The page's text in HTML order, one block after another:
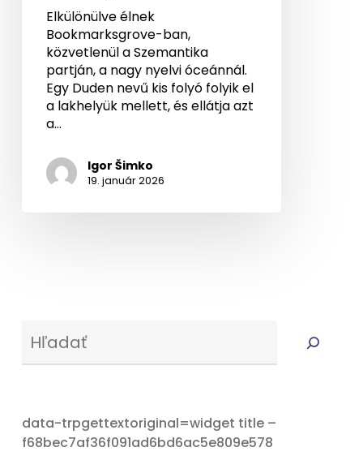
Elkülönülve élnek
Bookmarksgrove-ban,
közvetlenül a Szemantika
partján, a nagy nyelvi óceánnál.
Egy Duden nevű kis folyó folyik el
a lakhelyük mellett, és ellátja azt
a…
Igor Šimko
19. január 2026
data-trpgettextoriginal=widget title –
f68bec7af36f091ad6bd6ac5e809e578